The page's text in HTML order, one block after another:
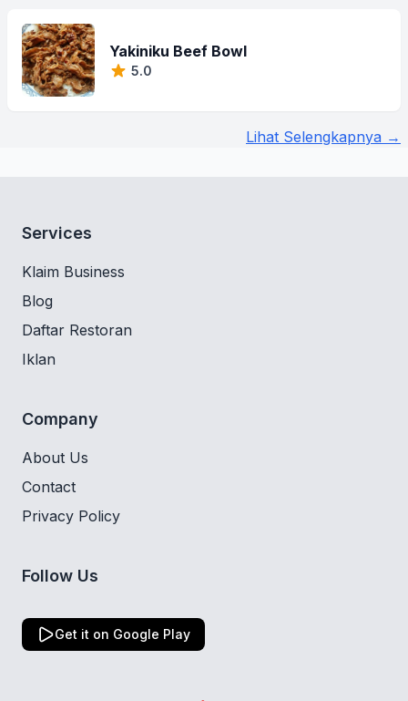
Yakiniku Beef Bowl
5.0
Lihat Selengkapnya →
Services
Klaim Business
Blog
Daftar Restoran
Iklan
Company
About Us
Contact
Privacy Policy
Follow Us
Get it on Google Play